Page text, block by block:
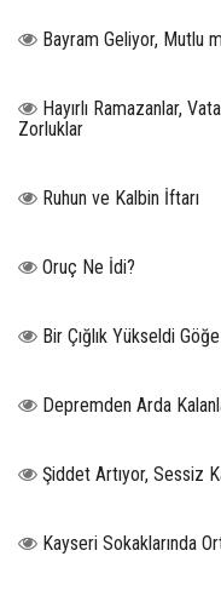
Bayram Geliyor, Mutlu
Hayırlı Ramazanlar,
Zorluklar
Ruhun ve Kalbin İftarı
Oruç Ne İdi?
Bir Çığlık Yükseldi Göğe
Depremden Arda
Şiddet Artıyor, Sessiz
Kayseri Sokaklarında